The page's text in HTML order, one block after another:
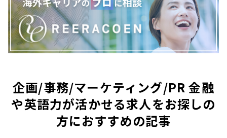
企画/事務/マーケティング/PR 金融
や英語力が活かせる求人をお探しの
方におすすめの記事